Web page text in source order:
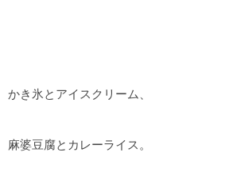
かき氷とアイスクリーム、
麻婆豆腐とカレーライス。